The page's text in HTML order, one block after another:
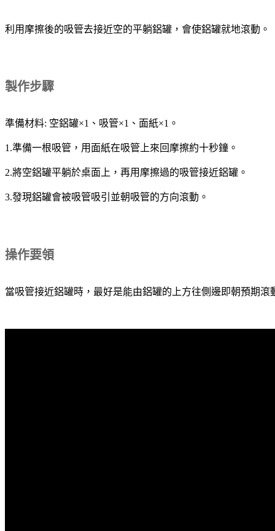
利用摩擦後的吸管去接近空的平躺鋁罐，會使鋁罐就地滾動。
製作步驟
準備材料: 空鋁罐×1、吸管×1、面紙×1。
1.準備一根吸管，用面紙在吸管上來回摩擦約十秒鐘。
2.將空鋁罐平躺於桌面上，再用摩擦過的吸管接近鋁罐。
3.發現鋁罐會被吸管吸引並朝吸管的方向滾動。
操作要領
當吸管接近鋁罐時，最好是能由鋁罐的上方往側邊即朝預期